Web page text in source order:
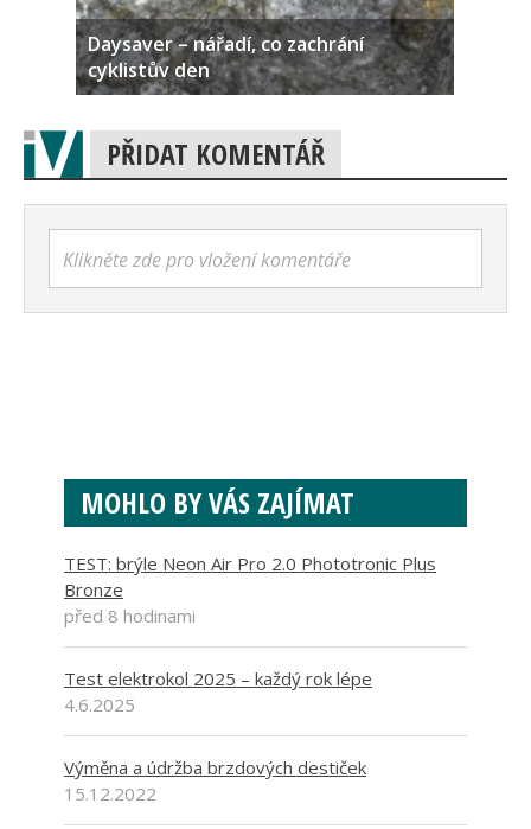
Daysaver – nářadí, co zachrání
cyklistův den
PŘIDAT KOMENTÁŘ
Klikněte zde pro vložení komentáře
MOHLO BY VÁS ZAJÍMAT
TEST: brýle Neon Air Pro 2.0 Phototronic Plus
Bronze
před 8 hodinami
Test elektrokol 2025 – každý rok lépe
4.6.2025
Výměna a údržba brzdových destiček
15.12.2022